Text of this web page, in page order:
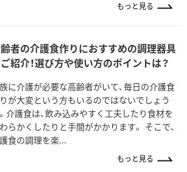
もっと見る
者の介護食作りにおすすめの調理器具
紹介！選び方や使い方のポイントは？
に介護が必要な高齢者がいて、毎日の介護食
が大変という方もいるのではないでしょう
介護食は、飲み込みやすく工夫したり食材を
らかくしたりと手間がかかります。 そこで、
食の調理を楽...
もっと見る